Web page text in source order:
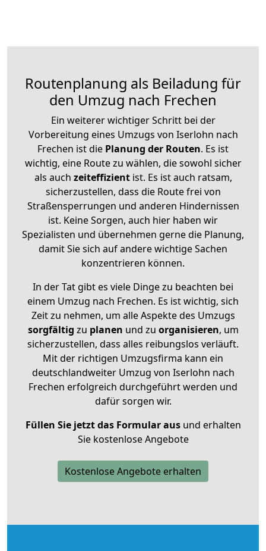
Routenplanung als Beiladung für
den Umzug nach Frechen
Ein weiterer wichtiger Schritt bei der
Vorbereitung eines Umzugs von Iserlohn nach
Frechen ist die Planung der Routen. Es ist
wichtig, eine Route zu wählen, die sowohl sicher
als auch zeiteffizientist. Es ist auch ratsam,
sicherzustellen, dass die Route frei von
Straßensperrungen und anderen Hindernissen
ist. Keine Sorgen, auch hier haben wir
Spezialisten und übernehmen gerne die Planung,
damit Sie sich auf andere wichtige Sachen
konzentrieren können.
In der Tat gibt es viele Dinge zu beachten bei
einem Umzug nach Frechen. Es ist wichtig, sich
Zeit zu nehmen, um alle Aspekte des Umzugs
sorgfältig zu planen und zu organisieren, um
sicherzustellen, dass alles reibungslos verläuft.
Mit der richtigen Umzugsfirma kann ein
deutschlandweiter Umzug von Iserlohn nach
Frechen erfolgreich durchgeführt werden und
dafür sorgen wir.
Füllen Sie jetzt das Formular ausund erhalten
Sie kostenlose Angebote
Kostenlose Angebote erhalten